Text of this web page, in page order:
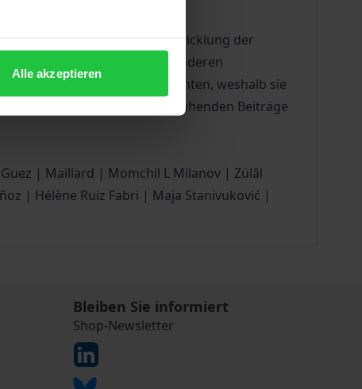
Alle akzeptieren
Beitrag zur Entwicklung der
höher als die aller anderen
angerufen werden konnten, weshalb sie
auf neuen Archivfunden beruhenden Beiträge
| Maillard | Momchil L Milanov | Zülâl
| Hélène Ruiz Fabri | Maja Stanivuković |
Bleiben Sie informiert
Shop-Newsletter